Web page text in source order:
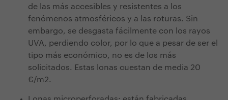
de las más accesibles y resistentes a los
fenómenos atmosféricos y a las roturas. Sin
embargo, se desgasta fácilmente con los rayos
UVA, perdiendo color, por lo que a pesar de ser el
tipo más económico, no es de los más
solicitados. Estas lonas cuestan de media 20
€/m2.